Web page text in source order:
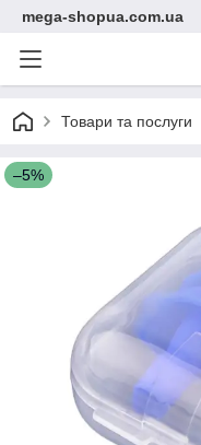
mega-shopua.com.ua
Товари та послуги
–5%